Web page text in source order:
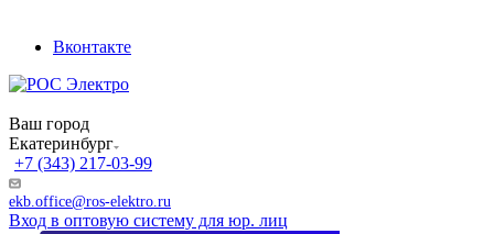
Вконтакте
Ваш город
Екатеринбург
+7 (343) 217-03-99
ekb.office@ros-elektro.ru
Вход в оптовую систему для юр. лиц